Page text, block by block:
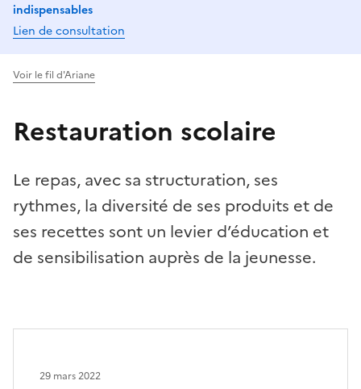
indispensables
Lien de consultation
Voir le fil d'Ariane
Restauration scolaire
Le repas, avec sa structuration, ses
rythmes, la diversité de ses produits et de
ses recettes sont un levier d’éducation et
de sensibilisation auprès de la jeunesse.
29 mars 2022